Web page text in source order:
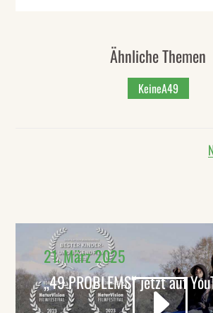
Ähnliche Themen
KeineA49
21. März 2025
„49 PROBLEMS“ jetzt auf